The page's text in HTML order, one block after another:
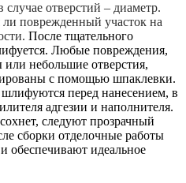
отверстий – диаметр.
ли поврежденный участок на
После тщательного
Любые повреждения,
небольшие отверстия,
с помощью шпаклевки.
перед нанесением, в
адгезии и наполнителя.
следуют прозрачный
сборки отделочные работы
обеспечивают идеальное